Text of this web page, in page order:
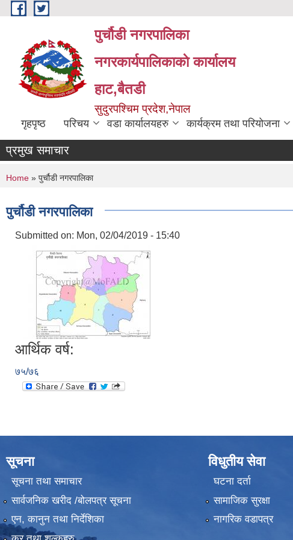
Skip to main content
पुर्चौडी नगरपालिका
नगरकार्यपालिकाकाे कार्यालय
हाट,बैतडी
सुदुरपश्चिम प्रदेश,नेपाल
गृहपृष्ठ परिचय वडा कार्यालयहरु कार्यक्रम तथा परियोजना
प्रमुख समाचार
You are here
Home » पुर्चौडी नगरपालिका
पुर्चौडी नगरपालिका
Submitted on: Mon, 02/04/2019 - 15:40
आर्थिक वर्ष:
७५/७६
सूचना
सूचना तथा समाचार
सार्वजनिक खरीद /बोलपत्र सूचना
एन, कानुन तथा निर्देशिका
विधुतीय सेवा
घटना दर्ता
सामाजिक सुरक्षा
नागरिक वडापत्र